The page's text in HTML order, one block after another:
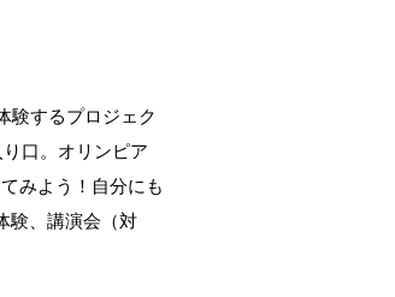
験するプロジェク
口。オリンピア
みよう！自分にも
験、講演会（対